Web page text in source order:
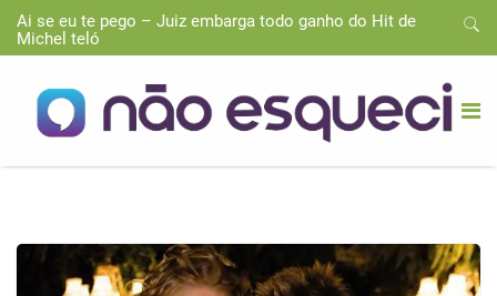
Ai se eu te pego – Juiz embarga todo ganho do Hit de
Michel teló